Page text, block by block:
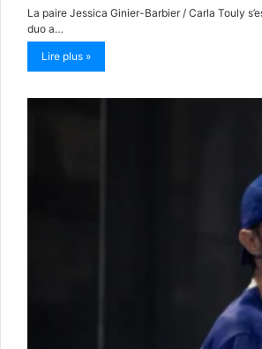
La paire Jessica Ginier-Barbier / Carla Touly
duo a…
Lire plus »